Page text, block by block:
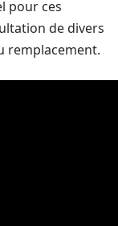
pour ces
de divers
remplacement.